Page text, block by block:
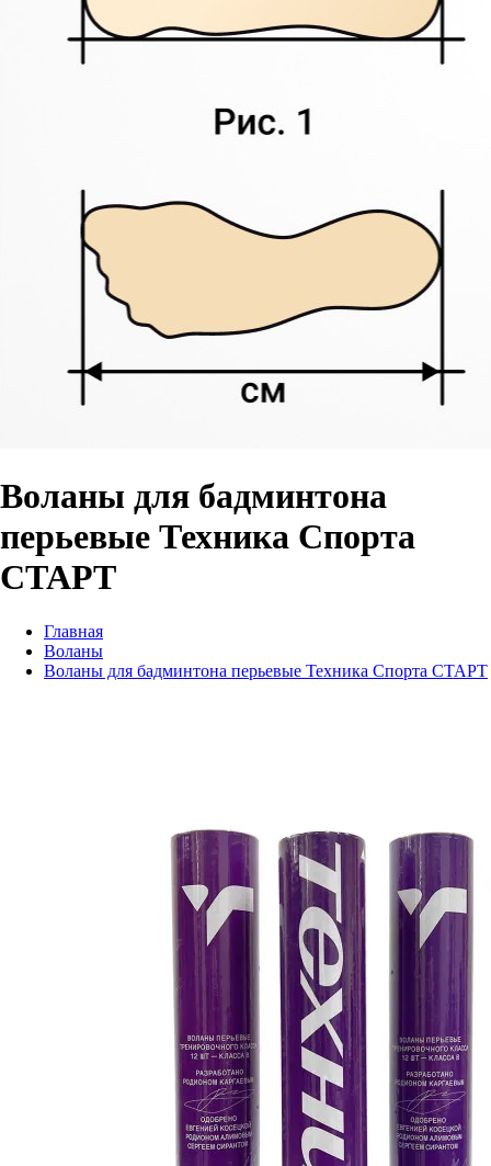
Воланы для бадминтона
перьевые Техника Спорта
СТАРТ
Главная
Воланы
Воланы для бадминтона перьевые Техника Спорта СТАРТ